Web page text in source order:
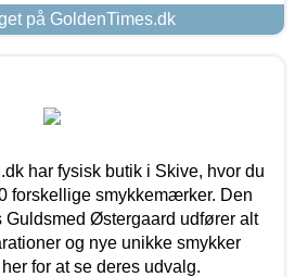
på GoldenTimes.dk
har fysisk butik i Skive, hvor du
forskellige smykkemærker. Den
Guldsmed Østergaard udfører alt
og nye unikke smykker
for at se deres udvalg.